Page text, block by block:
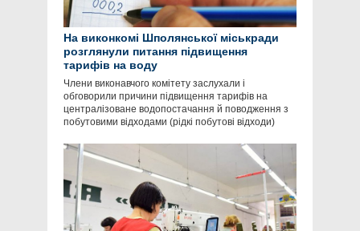
На виконкомі Шполянської міськради
розглянули питання підвищення
тарифів на воду
Члени виконавчого комітету заслухали і
обговорили причини підвищення тарифів на
централізоване водопостачання й поводження з
побутовими відходами (рідкі побутові відходи)